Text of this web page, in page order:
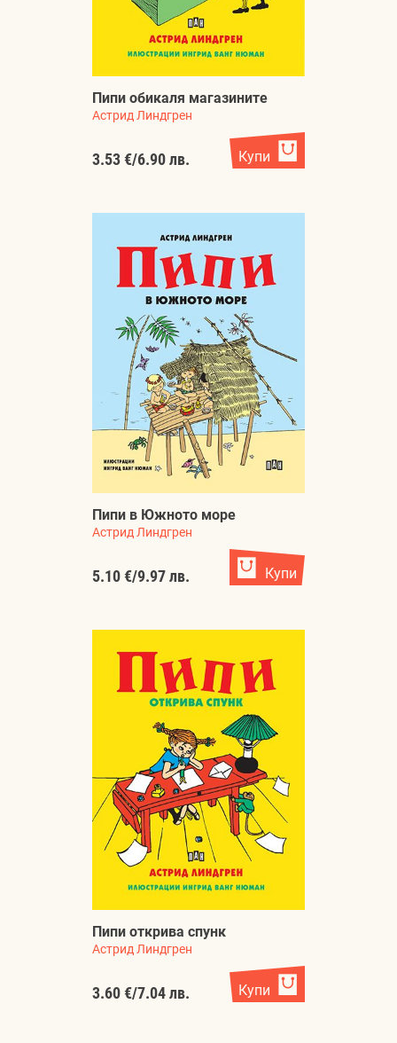
Пипи обикаля магазините
Астрид Линдгрен
3.53 €/6.90 лв. Купи
Пипи в Южното море
Астрид Линдгрен
5.10 €/9.97 лв. Купи
Пипи открива спунк
Астрид Линдгрен
3.60 €/7.04 лв. Купи